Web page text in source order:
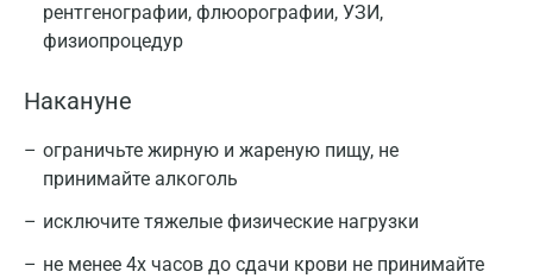
рентгенографии, флюорографии, УЗИ,
физиопроцедур
Накануне
ограничьте жирную и жареную пищу, не
принимайте алкоголь
исключите тяжелые физические нагрузки
не менее 4х часов до сдачи крови не принимайте